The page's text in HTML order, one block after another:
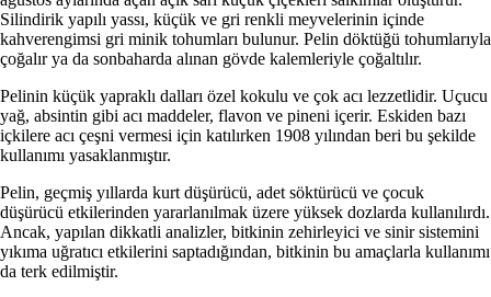
Silindirik yapılı yassı, küçük ve gri renkli meyvelerinin içinde
kahverengimsi gri minik tohumları bulunur. Pelin döktüğü tohumlarıyla
çoğalır ya da sonbaharda alınan gövde kalemleriyle çoğaltılır.
Pelinin küçük yapraklı dalları özel kokulu ve çok acı lezzetlidir. Uçucu
yağ, absintin gibi acı maddeler, flavon ve pineni içerir. Eskiden bazı
içkilere acı çeşni vermesi için katılırken 1908 yılından beri bu şekilde
kullanımı yasaklanmıştır.
Pelin, geçmiş yıllarda kurt düşürücü, adet söktürücü ve çocuk
düşürücü etkilerinden yararlanılmak üzere yüksek dozlarda kullanılırdı.
Ancak, yapılan dikkatli analizler, bitkinin zehirleyici ve sinir sistemini
yıkıma uğratıcı etkilerini saptadığından, bitkinin bu amaçlarla kullanımı
da terk edilmiştir.